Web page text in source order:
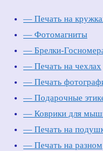
— Печать на
— Фотомагниты
— Брелки-
— Печать на чехлах
— Печать
— Подарочные
— Коврики для
— Печать на
— Печать на разном